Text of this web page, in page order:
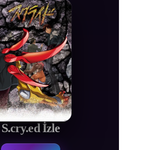
S.cry.ed İzle